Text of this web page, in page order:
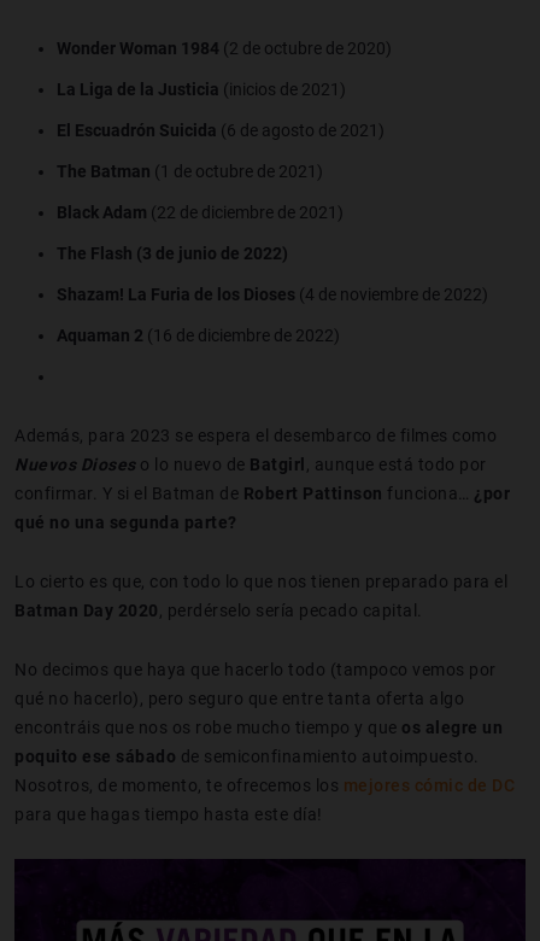
Wonder Woman 1984 (2 de octubre de 2020)
La Liga de la Justicia (inicios de 2021)
El Escuadrón Suicida (6 de agosto de 2021)
The Batman (1 de octubre de 2021)
Black Adam (22 de diciembre de 2021)
The Flash (3 de junio de 2022)
Shazam! La Furia de los Dioses (4 de noviembre de 2022)
Aquaman 2 (16 de diciembre de 2022)
Además, para 2023 se espera el desembarco de filmes como
Nuevos Dioseso lo nuevo de Batgirl
, aunque está todo por
confirmar. Y si el Batman de Robert Pattinson funciona… ¿por
qué no una segunda parte?
Lo cierto es que, con todo lo que nos tienen preparado para el
Batman Day 2020 , perdérselo sería pecado capital.
No decimos que haya que hacerlo todo (tampoco vemos por
qué no hacerlo), pero seguro que entre tanta oferta algo
encontráis que nos os robe mucho tiempo y que os alegre un
poquito ese sábado de semiconfinamiento autoimpuesto.
Nosotros, de momento, te ofrecemos los mejores cómic de DC
para que hagas tiempo hasta este día!